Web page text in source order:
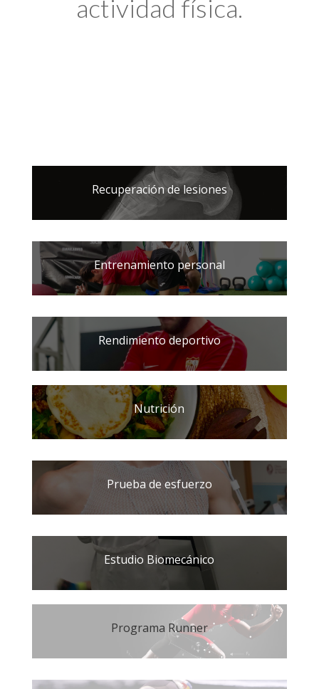
actividad física.
Recuperación de lesiones
Entrenamiento personal
Rendimiento deportivo
Nutrición
Prueba de esfuerzo
Estudio Biomecánico
Programa Runner